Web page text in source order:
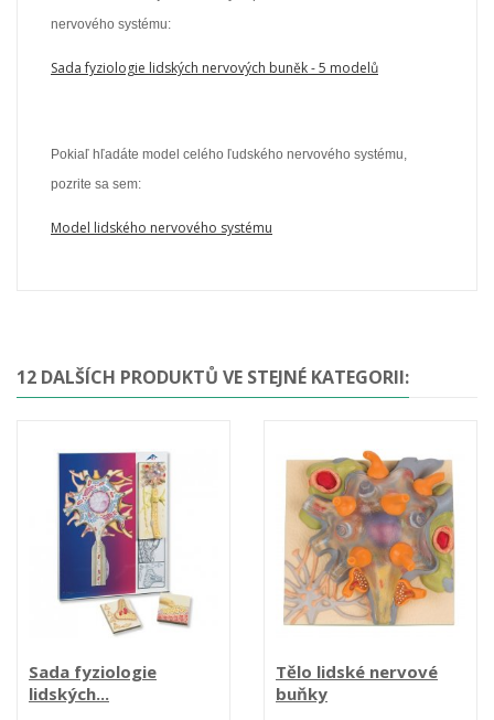
nervového systému:
Sada fyziologie lidských nervových buněk - 5 modelů
Pokiaľ hľadáte model celého ľudského nervového systému,
pozrite sa sem:
Model lidského nervového systému
12 DALŠÍCH PRODUKTŮ VE STEJNÉ KATEGORII:
Sada fyziologie
lidských...
Tělo lidské nervové
buňky